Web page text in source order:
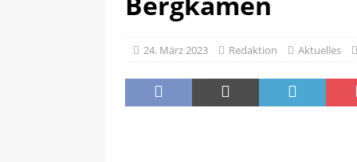
24. März 2023 Redaktion Aktuelles